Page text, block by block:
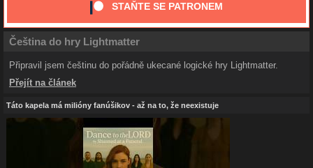
STAŇTE SE PATRONEM
Čeština do hry Lightmatter
Připravil jsem češtinu do pořádně ukecané logické hry Lightmatter.
Přejít na článek
Táto kapela má milióny fanúšikov - až na to, že neexistuje